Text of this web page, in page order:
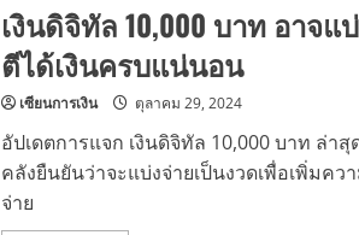
67
เตรียม
นโยบาย
“เงิน
ดิจิทัล
2”
แจก
10,000
บาท
เงินดิจิทัล 10,000 บาท อาจแ
ตีได้เงินครบแน่นอน
เซียนการเงิน ตุลาคม 29, 2024
อัปเดตการแจก เงินดิจิทัล 10,000 บาท ล่าสุ
คลังยืนยันว่าจะแบ่งจ่ายเป็นงวดเพื่อเพิ่มคว
จ่าย